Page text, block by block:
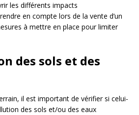
les différents impacts
en compte lors de la vente d’un
à mettre en place pour limiter
des sols et des
il est important de vérifier si celui-
des sols et/ou des eaux